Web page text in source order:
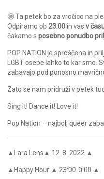
🤩 Ta petek bo za vročico na
Odpiramo ob 23:00in vas v
čakamo s posebno ponudbo
POP NATION je sproščena in
LGBT osebe lahko to kar smo.
zabavajo pod ponosno
Zato se nam pridruži v petek
Sing it! Dance it! Love it!
Pop Nation – najbolj queer
▲Lara Lens▲ 12. 8. 2022 ▲
▲ Happy Hour ▲ 23:00-0:00 ▲